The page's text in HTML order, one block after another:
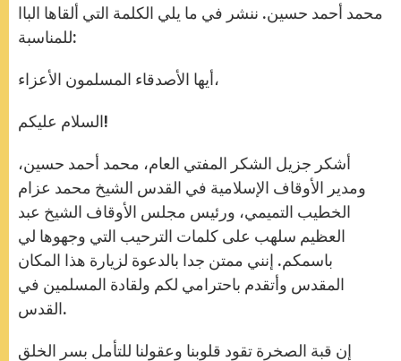
محمد أحمد حسين. ننشر في ما يلي الكلمة التي ألقاها الباا
للمناسبة:
أيها الأصدقاء المسلمون الأعزاء،
السلام عليكم!
أشكر جزيل الشكر المفتي العام، محمد أحمد حسين،
ومدير الأوقاف الإسلامية في القدس الشيخ محمد عزام
الخطيب التميمي، ورئيس مجلس الأوقاف الشيخ عبد
العظيم سلهب على كلمات الترحيب التي وجهوها لي
باسمكم. إنني ممتن جدا بالدعوة لزيارة هذا المكان
المقدس وأتقدم باحترامي لكم ولقادة المسلمين في
القدس.
إن قبة الصخرة تقود قلوبنا وعقولنا للتأمل بسر الخلق